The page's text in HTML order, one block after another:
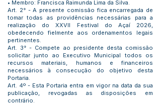
• Membro: Francisca Raimunda Lima da Silva.
Art. 2° - A presente comissão fica encarregada de
tomar todas as providências necessárias para a
realização do XXVII Festival do Açaí 2026,
obedecendo fielmente aos ordenamentos legais
pertinentes.
Art. 3° - Compete ao presidente desta comissão
solicitar junto ao Executivo Municipal todos os
recursos materiais, humanos e financeiros
necessários à consecução do objetivo desta
Portaria.
Art. 4º - Esta Portaria entra em vigor na data da sua
publicação, revogadas as disposições em
contrário.